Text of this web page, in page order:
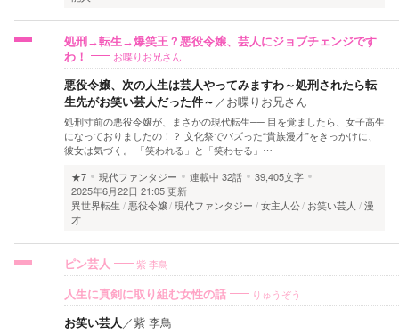
処刑→転生→爆笑王？悪役令嬢、芸人にジョブチェンジです
わ！
お喋りお兄さん
悪役令嬢、次の人生は芸人やってみますわ～処刑されたら転
生先がお笑い芸人だった件～ ／お喋りお兄さん
処刑寸前の悪役令嬢が、まさかの現代転生── 目を覚ましたら、女子高生
になっておりましたの！？ 文化祭でバズった“貴族漫才”をきっかけに、
彼女は気づく。 「笑われる」と「笑わせる」…
★7
現代ファンタジー 連載中 32話
39,405文字
2025年6月22日 21:05 更新
異世界転生
悪役令嬢 現代ファンタジー 女主人公 お笑い芸人
漫
才
ピン芸人 紫 李鳥
人生に真剣に取り組む女性の話 りゅうぞう
お笑い芸人 ／紫 李鳥